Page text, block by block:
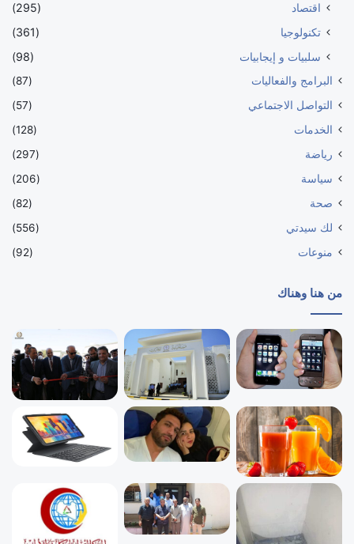
اقتصاد
(295)
تكنولوجيا
(361)
سلبيات و إيجابيات
(98)
البرامج والفعاليات
(87)
التواصل الاجتماعي
(57)
الخدمات
(128)
رياضة
(297)
سياسة
(206)
صحة
(82)
لك سيدتي
(556)
منوعات
(92)
من هنا وهناك